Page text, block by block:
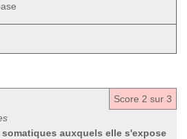
Score 2 sur 3
auxquels elle s'expose